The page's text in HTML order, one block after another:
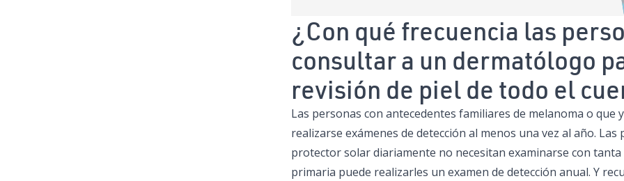
¿Con qué frecuencia las
consultar a un dermatólogo
revisión de piel de todo el
Las personas con antecedentes familiares de melanoma o que
realizarse exámenes de detección al menos una vez al año.
protector solar diariamente no necesitan examinarse con
primaria puede realizarles un examen de detección anual. Y